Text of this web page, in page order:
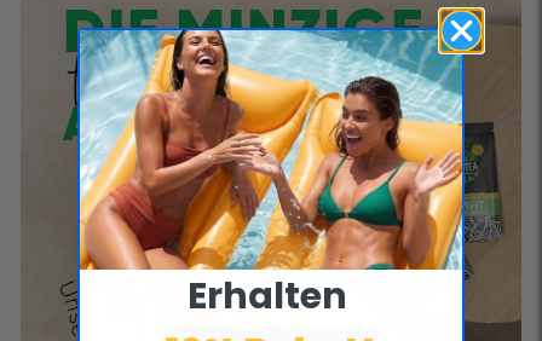
Erhalten ​